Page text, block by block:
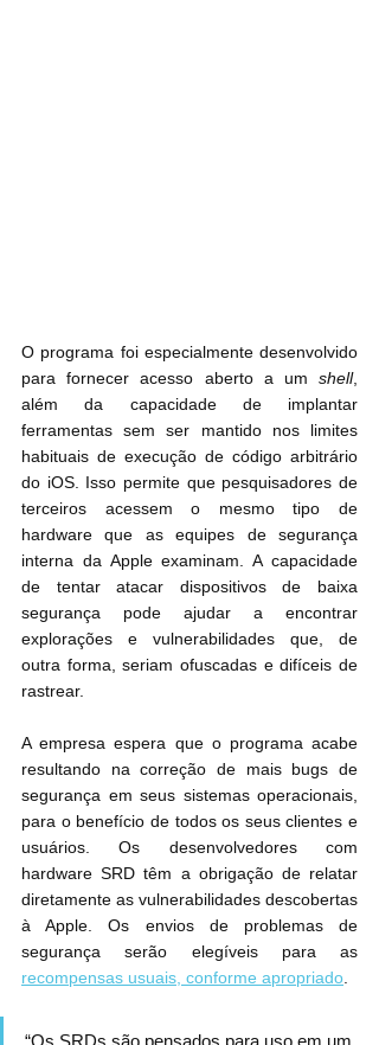
O programa foi especialmente desenvolvido
para fornecer acesso aberto a um shell,
além da capacidade de implantar
ferramentas sem ser mantido nos limites
habituais de execução de código arbitrário
do iOS. Isso permite que pesquisadores de
terceiros acessem o mesmo tipo de
hardware que as equipes de segurança
interna da Apple examinam. A capacidade
de tentar atacar dispositivos de baixa
segurança pode ajudar a encontrar
explorações e vulnerabilidades que, de
outra forma, seriam ofuscadas e difíceis de
rastrear.
A empresa espera que o programa acabe
resultando na correção de mais bugs de
segurança em seus sistemas operacionais,
para o benefício de todos os seus clientes e
usuários. Os desenvolvedores com
hardware SRD têm a obrigação de relatar
diretamente as vulnerabilidades descobertas
à Apple. Os envios de problemas de
recompensas usuais, conforme apropriado.